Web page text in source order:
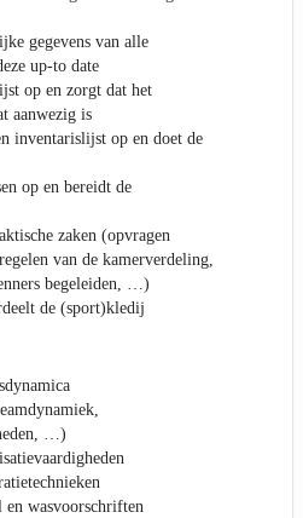
gegevens van alle
up-to date
op en zorgt dat het
aanwezig is
inventarislijst op en doet de
op en bereidt de
zaken (opvragen
van de kamerverdeling,
begeleiden, …)
de (sport)kledij
…)
en wasvoorschriften